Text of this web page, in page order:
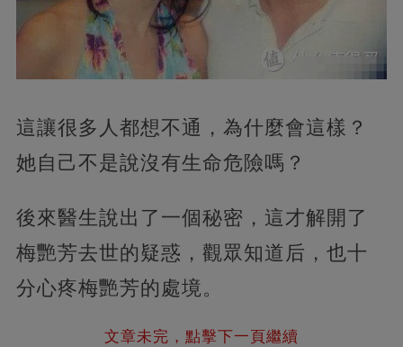
這讓很多人都想不通，為什麼會這樣？
她自己不是說沒有生命危險嗎？
後來醫生說出了一個秘密，這才解開了
梅艷芳去世的疑惑，觀眾知道后，也十
分心疼梅艷芳的處境。
文章未完，點擊下一頁繼續